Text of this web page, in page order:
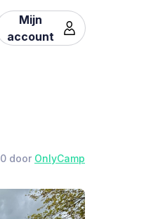
Mijn
account
door OnlyCamp